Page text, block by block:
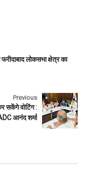
लोकसभा क्षेत्र का
Previous
सकेंगे वोटिंग :
आनंद शर्मा